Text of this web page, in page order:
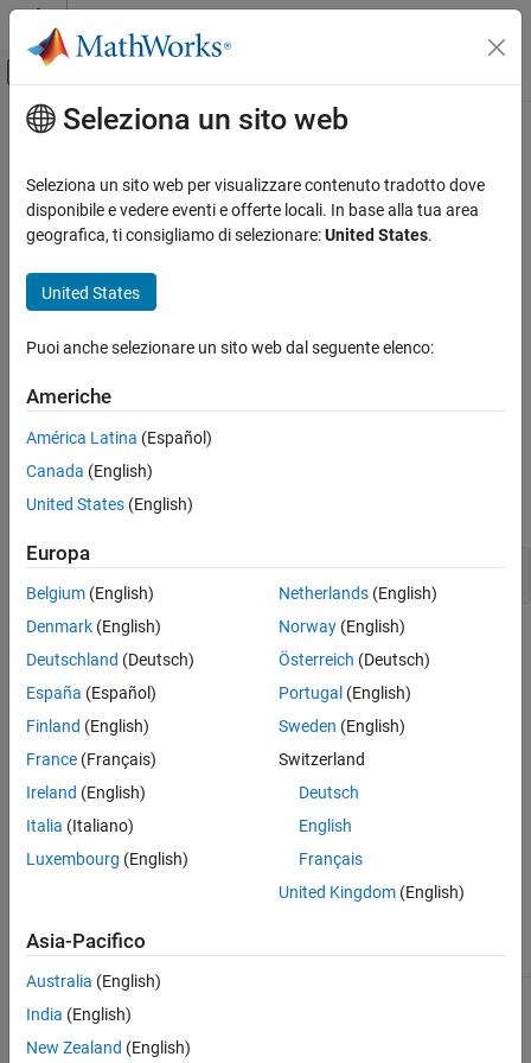
Vai al contenuto
Attiva/disattiva menu di navigazione
Pagina iniziale della documentazione
Polyspace Bug Finder
Reviewing and Reporting Results
Polyspace Bug Finder Results
ISO/IEC TS 17961 [filecpy]
ON THIS PAGE
Description
Examples
Version History
See Also
Contenuto principale
ISO/IEC TS 17961 [filecpy]
Copying a FILE object
Description
This checker checks forDereferencing a FILE* pointer.
Examples
expand all
Dereferencing aFILE*pointer
Check Information
Decidability:Undecidable
Version History
Introduced in R2019a
See Also
Check ISO/IEC TS 17961 (-iso-17961)
Check for and Review Coding Standard Violations
1Extracts from the standard "ISO/IEC TS 17961 Technical
Specification - 2013-11-15" are reproduced with the agreement of
Seleziona un sito web
Seleziona un sito web per visualizzare contenuto tradotto dove
disponibile e vedere eventi e offerte locali. In base alla tua area
geografica, ti consigliamo di selezionare:United States.
United States
Puoi anche selezionare un sito web dal seguente elenco:
Americhe
América Latina (Español)
Canada (English)
United States (English)
Europa
Belgium (English)
Denmark (English)
Deutschland (Deutsch)
España (Español)
Finland (English)
France (Français)
Ireland (English)
Italia (Italiano)
Luxembourg (English)
Netherlands(English)
Norway(English)
Österreich (Deutsch)
Portugal (English)
Sweden (English)
Switzerland
Deutsch
English
Français
United Kingdom(English)
Asia-Pacifico
Australia (English)
India (English)
New Zealand (English)